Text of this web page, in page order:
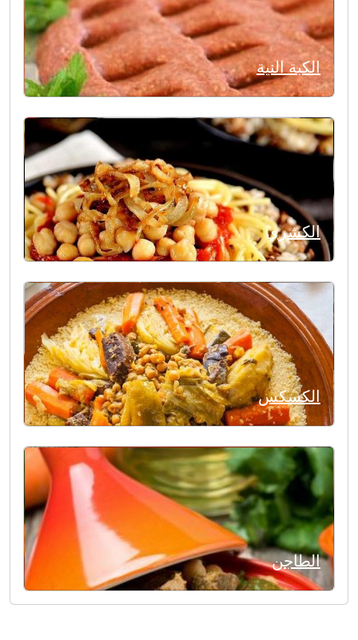
الكبة النية
الكشري
الكسكس
الطاجن